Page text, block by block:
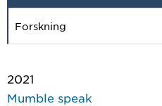
Forskning
2021
Mumble speak